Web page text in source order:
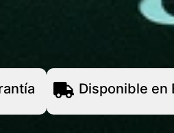
Disponible en